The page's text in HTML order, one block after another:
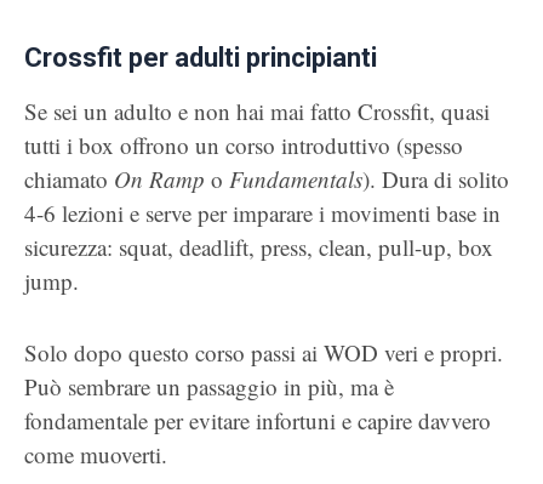
Crossfit per adulti principianti
Se sei un adulto e non hai mai fatto Crossfit, quasi
tutti i box offrono un corso introduttivo (spesso
chiamato On Ramp o Fundamentals). Dura di solito
4-6 lezioni e serve per imparare i movimenti base in
sicurezza: squat, deadlift, press, clean, pull-up, box
jump.
Solo dopo questo corso passi ai WOD veri e propri.
Può sembrare un passaggio in più, ma è
fondamentale per evitare infortuni e capire davvero
come muoverti.